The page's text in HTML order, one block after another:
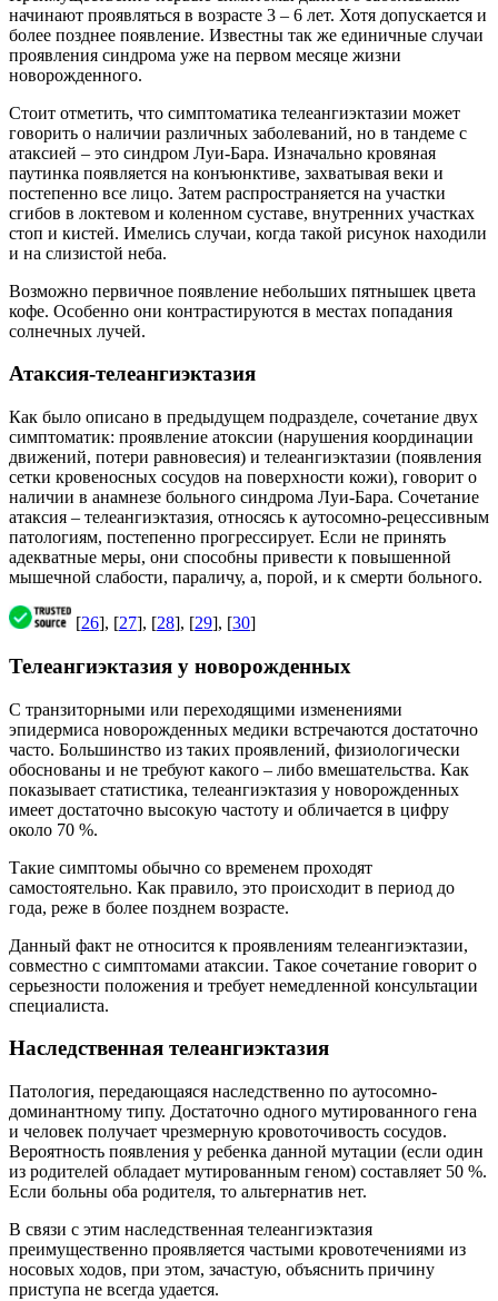
начинают проявляться в возрасте 3 – 6 лет. Хотя допускается и
более позднее появление. Известны так же единичные случаи
проявления синдрома уже на первом месяце жизни
новорожденного.
Стоит отметить, что симптоматика телеангиэктазии может
говорить о наличии различных заболеваний, но в тандеме с
атаксией – это синдром Луи-Бара. Изначально кровяная
паутинка появляется на конъюнктиве, захватывая веки и
постепенно все лицо. Затем распространяется на участки
сгибов в локтевом и коленном суставе, внутренних участках
стоп и кистей. Имелись случаи, когда такой рисунок находили
и на слизистой неба.
Возможно первичное появление небольших пятнышек цвета
кофе. Особенно они контрастируются в местах попадания
солнечных лучей.
Атаксия-телеангиэктазия
Как было описано в предыдущем подразделе, сочетание двух
симптоматик: проявление атоксии (нарушения координации
движений, потери равновесия) и телеангиэктазии (появления
сетки кровеносных сосудов на поверхности кожи), говорит о
наличии в анамнезе больного синдрома Луи-Бара. Сочетание
атаксия – телеангиэктазия, относясь к аутосомно-рецессивным
патологиям, постепенно прогрессирует. Если не принять
адекватные меры, они способны привести к повышенной
мышечной слабости, параличу, а, порой, и к смерти больного.
[26], [27], [28], [29], [30]
Телеангиэктазия у новорожденных
С транзиторными или переходящими изменениями
эпидермиса новорожденных медики встречаются достаточно
часто. Большинство из таких проявлений, физиологически
обоснованы и не требуют какого – либо вмешательства. Как
показывает статистика, телеангиэктазия у новорожденных
имеет достаточно высокую частоту и обличается в цифру
около 70 %.
Такие симптомы обычно со временем проходят
самостоятельно. Как правило, это происходит в период до
года, реже в более позднем возрасте.
Данный факт не относится к проявлениям телеангиэктазии,
совместно с симптомами атаксии. Такое сочетание говорит о
серьезности положения и требует немедленной консультации
специалиста.
Наследственная телеангиэктазия
Патология, передающаяся наследственно по аутосомно-
доминантному типу. Достаточно одного мутированного гена
и человек получает чрезмерную кровоточивость сосудов.
Вероятность появления у ребенка данной мутации (если один
из родителей обладает мутированным геном) составляет 50 %.
Если больны оба родителя, то альтернатив нет.
В связи с этим наследственная телеангиэктазия
преимущественно проявляется частыми кровотечениями из
носовых ходов, при этом, зачастую, объяснить причину
приступа не всегда удается.